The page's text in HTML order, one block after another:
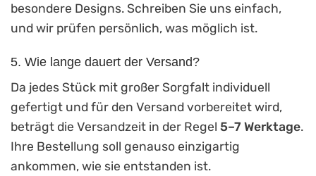
besondere Designs. Schreiben Sie uns einfach,
und wir prüfen persönlich, was möglich ist.
5. Wie lange dauert der Versand?
Da jedes Stück mit großer Sorgfalt individuell
gefertigt und für den Versand vorbereitet wird,
beträgt die Versandzeit in der Regel 5–7 Werktage.
Ihre Bestellung soll genauso einzigartig
ankommen, wie sie entstanden ist.